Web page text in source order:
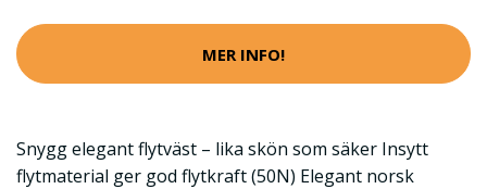
MER INFO!
Snygg elegant flytväst – lika skön som säker Insytt
flytmaterial ger god flytkraft (50N) Elegant norsk